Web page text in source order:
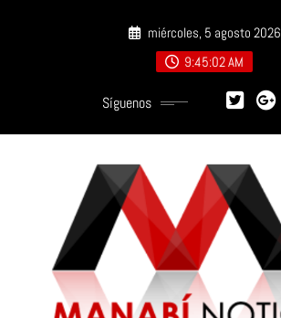
miércoles, 5 agosto 2026
9:45:03 AM
Síguenos